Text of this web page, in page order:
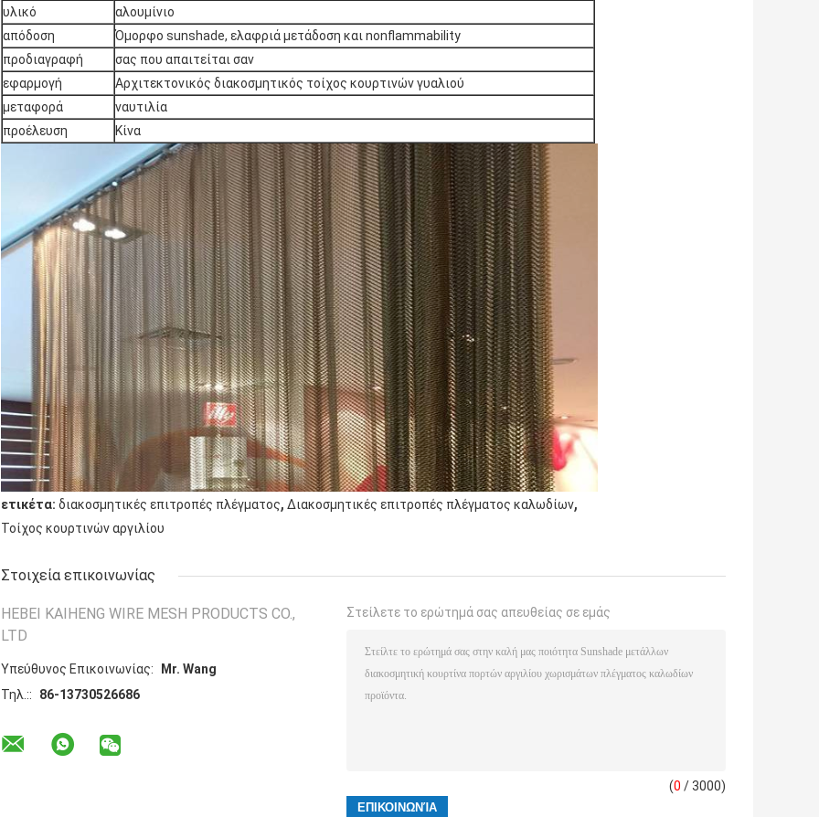
υλικό
αλουμίνιο
απόδοση
Όμορφο sunshade, ελαφριά μετάδοση και nonflammability
προδιαγραφή
σας που απαιτείται σαν
εφαρμογή
Αρχιτεκτονικός διακοσμητικός τοίχος κουρτινών γυαλιού
μεταφορά
ναυτιλία
προέλευση
Κίνα
ετικέτα: διακοσμητικές επιτροπές πλέγματος, Διακοσμητικές επιτροπές πλέγματος καλωδίων,
Τοίχος κουρτινών αργιλίου
Στοιχεία επικοινωνίας
HEBEI KAIHENG WIRE MESH PRODUCTS CO.,
LTD
Υπεύθυνος Επικοινωνίας:
Mr. Wang
Τηλ.::
86-13730526686
Στείλετε το ερώτημά σας απευθείας σε εμάς
(0 / 3000)